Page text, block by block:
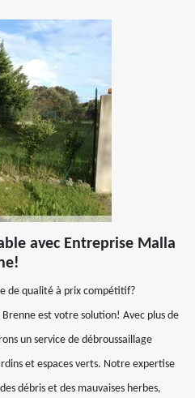
avec Entreprise Malla
de qualité à prix compétitif?
est votre solution! Avec plus de
un service de débroussaillage
et espaces verts. Notre expertise
débris et des mauvaises herbes,